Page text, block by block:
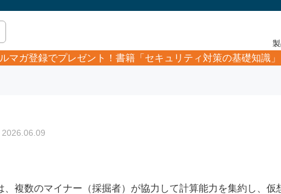
マガ登録でプレゼント！書籍「セキュリティ対策の基礎知識」
複数のマイナー（採掘者）が協力して計算能力を集約し、仮